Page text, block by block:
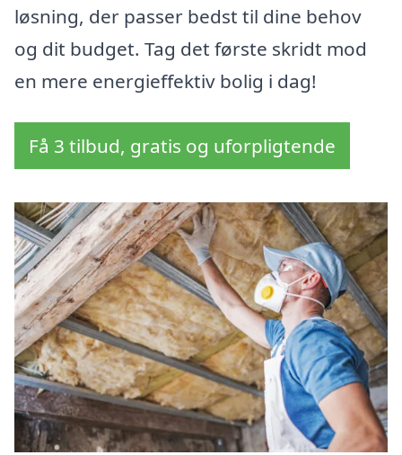
løsning, der passer bedst til dine behov
og dit budget. Tag det første skridt mod
en mere energieffektiv bolig i dag!
Få 3 tilbud, gratis og uforpligtende